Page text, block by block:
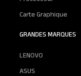
Carte Graphique
GRANDES MARQUES
LENOVO
ASUS